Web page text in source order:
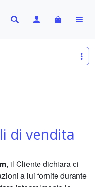
Search AccountCart
di vendita
, il Cliente dichiara di
a lui fornite durante